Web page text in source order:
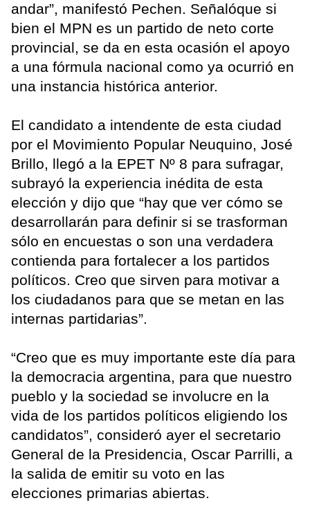
andar”, manifestó Pechen. Señalóque si
bien el MPN es un partido de neto corte
provincial, se da en esta ocasión el apoyo
a una fórmula nacional como ya ocurrió en
una instancia histórica anterior.
El candidato a intendente de esta ciudad
por el Movimiento Popular Neuquino, José
Brillo, llegó a la EPET Nº 8 para sufragar,
subrayó la experiencia inédita de esta
elección y dijo que “hay que ver cómo se
desarrollarán para definir si se trasforman
sólo en encuestas o son una verdadera
contienda para fortalecer a los partidos
políticos. Creo que sirven para motivar a
los ciudadanos para que se metan en las
internas partidarias”.
“Creo que es muy importante este día para
la democracia argentina, para que nuestro
pueblo y la sociedad se involucre en la
vida de los partidos políticos eligiendo los
candidatos”, consideró ayer el secretario
General de la Presidencia, Oscar Parrilli, a
la salida de emitir su voto en las
elecciones primarias abiertas.